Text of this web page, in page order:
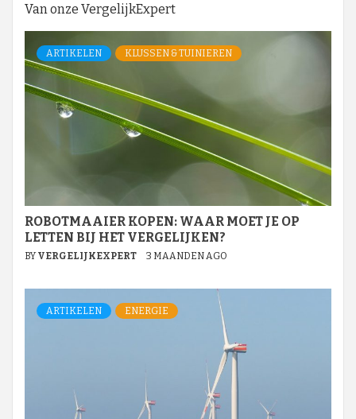
Van onze VergelijkExpert
ARTIKELEN KLUSSEN & TUINIEREN
ROBOTMAAIER KOPEN: WAAR MOET JE OP
LETTEN BIJ HET VERGELIJKEN?
BY VERGELIJKEXPERT 3 MAANDEN AGO
ARTIKELEN ENERGIE